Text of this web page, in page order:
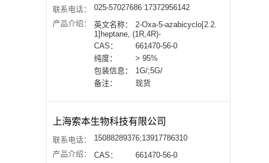
联系电话：
025-57027686 17372956142
产品介绍：
英文名称：
2-Oxa-5-azabicyclo[2.2.
1]heptane, (1R,4R)-
CAS：
661470-56-0
纯度：
> 95%
包装信息：
1G/;5G/
备注：
现货
上海索本生物科技有限公司
联系电话：
15088289376;13917786310
产品介绍：
CAS：
661470-56-0